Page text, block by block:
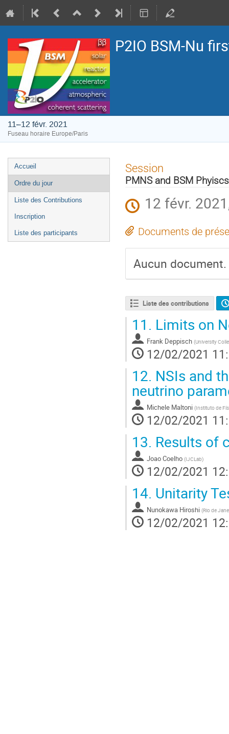
P2IO BSM-Nu
11–12 févr. 2021
Fuseau horaire Europe/Paris
Menu
de
l'événement
Accueil
Ordre du jour
Liste des Contributions
Inscription
Liste des participants
Session
PMNS and BSM
12 févr.
Documents de
Aucun document.
Liste des contributions
11. Limits on
Frank Deppisch (University
12/02/2021
12. NSIs and
neutrino
Michele Maltoni (Instituto de
12/02/2021
13. Results of
Joao Coelho (IJCLab)
12/02/2021
14. Unitarity
Nunokawa Hiroshi (Rio de
12/02/2021